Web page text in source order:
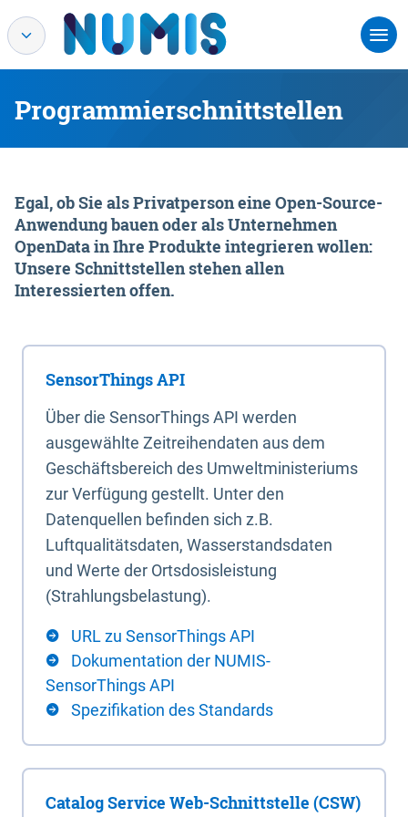
Programmierschnittstellen
Egal, ob Sie als Privatperson eine Open-Source-
Anwendung bauen oder als Unternehmen
OpenData in Ihre Produkte integrieren wollen:
Unsere Schnittstellen stehen allen
Interessierten offen.
SensorThings API
Über die SensorThings API werden
ausgewählte Zeitreihendaten aus dem
Geschäftsbereich des Umweltministeriums
zur Verfügung gestellt. Unter den
Datenquellen befinden sich z.B.
Luftqualitätsdaten, Wasserstandsdaten
und Werte der Ortsdosisleistung
(Strahlungsbelastung).
URL zu SensorThings API
Dokumentation der NUMIS-
SensorThings API
Spezifikation des Standards
Catalog Service Web-Schnittstelle (CSW)